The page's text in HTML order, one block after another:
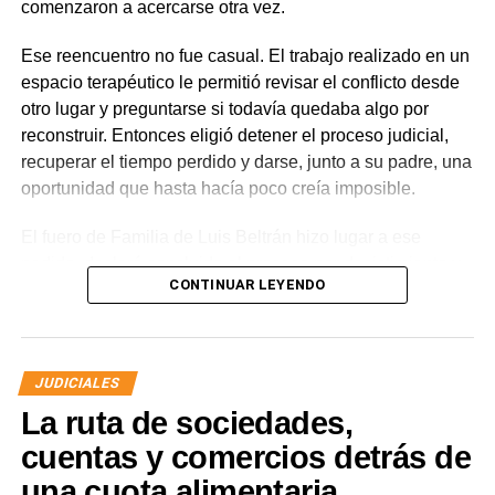
por los daños que considere haber sufrido.
comenzaron a acercarse otra vez.
Ese reencuentro no fue casual. El trabajo realizado en un
espacio terapéutico le permitió revisar el conflicto desde
otro lugar y preguntarse si todavía quedaba algo por
reconstruir. Entonces eligió detener el proceso judicial,
recuperar el tiempo perdido y darse, junto a su padre, una
oportunidad que hasta hacía poco creía imposible.
pedido, declaró concluido el proceso por desistimiento y
ordenó el archivo de las actuaciones. La jueza consideró
la legislación para poner fin al expediente.
El joven había promovido la acción para solicitar la
supresión de su apellido paterno. Durante la etapa inicial
del trámite se incorporó la documentación presentada, se
ordenó la publicación de edictos y se dispusieron
CONTINUAR LEYENDO
JUDICIALES
La ruta de sociedades,
cuentas y comercios detrás de